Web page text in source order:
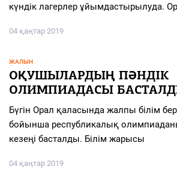
күндік лагерлер ұйымдастырылуда.
04 қаңтар 2019
ЖАЛЫН
ОҚУШЫЛАРДЫҢ ПӘНДІК
ОЛИМПИАДАСЫ
Бүгін Орал қаласында жалпы білім
бойынша республикалық
кезеңі басталды. Білім жарысы
04 қаңтар 2019